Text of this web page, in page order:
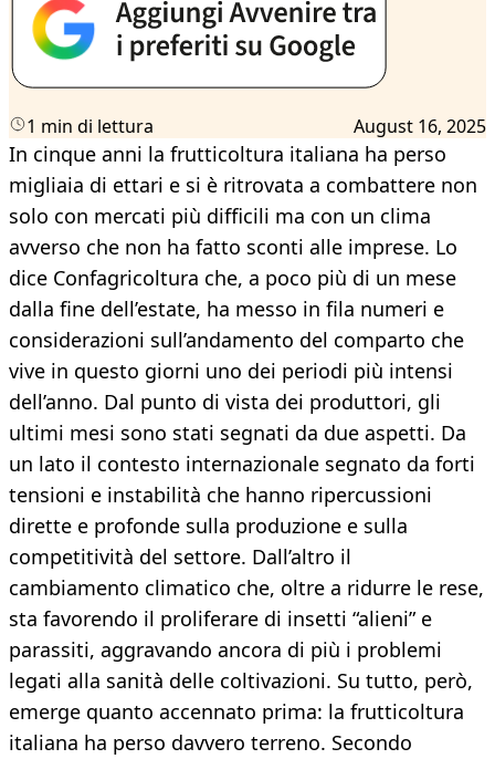
1 min di lettura August 16, 2025
In cinque anni la frutticoltura italiana ha perso
migliaia di ettari e si è ritrovata a combattere non
solo con mercati più difficili ma con un clima
avverso che non ha fatto sconti alle imprese. Lo
dice Confagricoltura che, a poco più di un mese
dalla fine dell’estate, ha messo in fila numeri e
considerazioni sull’andamento del comparto che
vive in questo giorni uno dei periodi più intensi
dell’anno. Dal punto di vista dei produttori, gli
ultimi mesi sono stati segnati da due aspetti. Da
un lato il contesto internazionale segnato da forti
tensioni e instabilità che hanno ripercussioni
dirette e profonde sulla produzione e sulla
competitività del settore. Dall’altro il
cambiamento climatico che, oltre a ridurre le rese,
sta favorendo il proliferare di insetti “alieni” e
parassiti, aggravando ancora di più i problemi
legati alla sanità delle coltivazioni. Su tutto, però,
emerge quanto accennato prima: la frutticoltura
italiana ha perso davvero terreno. Secondo